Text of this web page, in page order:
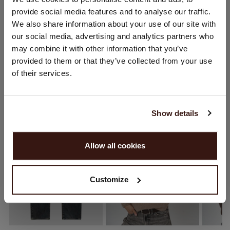
provide social media features and to analyse our traffic.
We also share information about your use of our site with
our social media, advertising and analytics partners who
may combine it with other information that you’ve
provided to them or that they’ve collected from your use
of their services.
Show details
Allow all cookies
Customize
VERSAND & RÜCKGABE
Sie besuchen Repeat cashmere von Schweiz (CHF) aus.
Möchten Sie Ihre Standort aktualisieren?
Vereinigte Staaten ($)
WEITER